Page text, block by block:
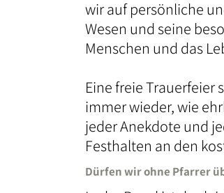
wir auf persönliche
Wesen und seine
Menschen und das
Eine freie
immer wieder, wie
jeder Anekdote und
Festhalten an den
Dürfen wir ohne Pfarrer